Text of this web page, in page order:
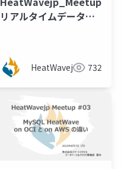
リアルタイムデータレ
ージド型Oracle
GoldenGateのご紹介
HeatWavejp 732